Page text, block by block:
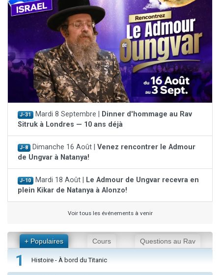
J-31 Mardi 8 Septembre |
Dinner d'hommage au Rav
Sitruk à Londres — 10 ans déjà
J-8 Dimanche 16 Août | Venez rencontrer le Admour
de Ungvar à Natanya!
J-10 Mardi 18 Août |
Le Admour de Ungvar recevra en
plein Kikar de Natanya à Alonzo!
Voir tous les événements à venir
+ Populaires Cours Questions au Rav
1 Histoire - À bord du Titanic